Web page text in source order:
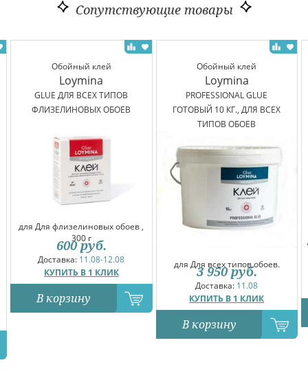
Сопутствующие товары
Обойный клей
Loymina
GLUE ДЛЯ ВСЕХ ТИПОВ
ФЛИЗЕЛИНОВЫХ ОБОЕВ
для Для флизелиновых обоев ,
300 г
Доставка: 11.08-12.08
КУПИТЬ В 1 КЛИК
600 руб.
В корзину
Обойный клей
Loymina
PROFESSIONAL GLUE
ГОТОВЫЙ 10 КГ., ДЛЯ ВСЕХ
ТИПОВ ОБОЕВ
для Для всех типов обоев.
Доставка: 11.08
КУПИТЬ В 1 КЛИК
3 950 руб.
В корзину